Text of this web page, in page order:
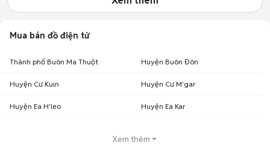
Mua bán đồ điện tử
Thành phố Buôn Ma Thuột Huyện Buôn Đôn
Huyện Cư Kuin Huyện Cư M'gar
Huyện Ea H'leo Huyện Ea Kar
Xem thêm